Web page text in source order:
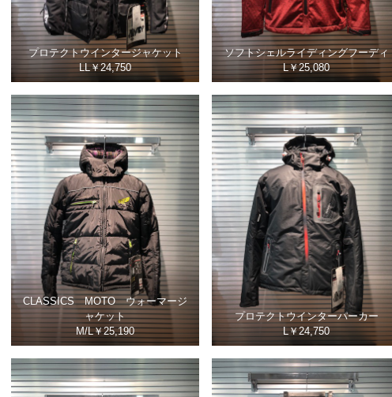
プロテクトウインタージャケット
LL￥24,750
ソフトシェルライディングフーディ
L￥25,080
CLASSICS MOTO ウォーマージ
ャケット
M/L￥25,190
プロテクトウインターパーカー
L￥24,750